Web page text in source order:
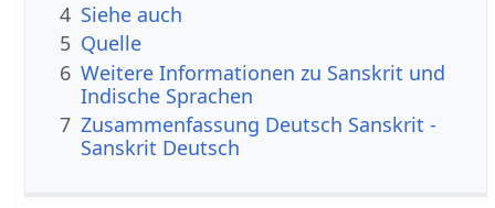
4 Siehe auch
5 Quelle
6 Weitere Informationen zu Sanskrit und
Indische Sprachen
7 Zusammenfassung Deutsch Sanskrit -
Sanskrit Deutsch